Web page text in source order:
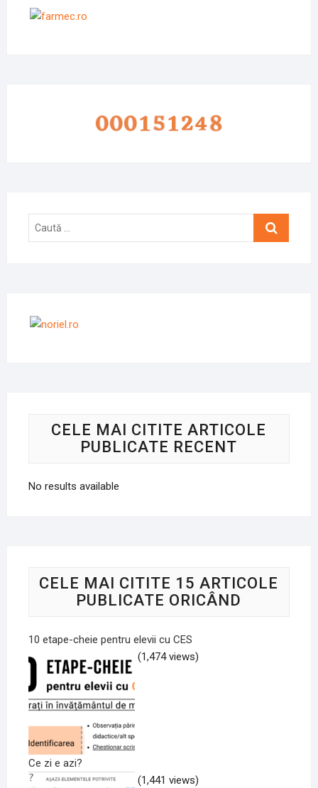
Caută
CELE MAI CITITE ARTICOLE
PUBLICATE RECENT
No results available
CELE MAI CITITE 15 ARTICOLE
PUBLICATE ORICÂND
10 etape-cheie pentru elevii cu CES
(1,474 views)
Ce zi e azi?
(1,441 views)